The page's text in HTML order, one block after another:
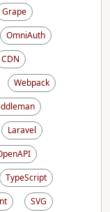
Grape
OmniAuth
CDN
Webpack
Laravel
TypeScript
SVG